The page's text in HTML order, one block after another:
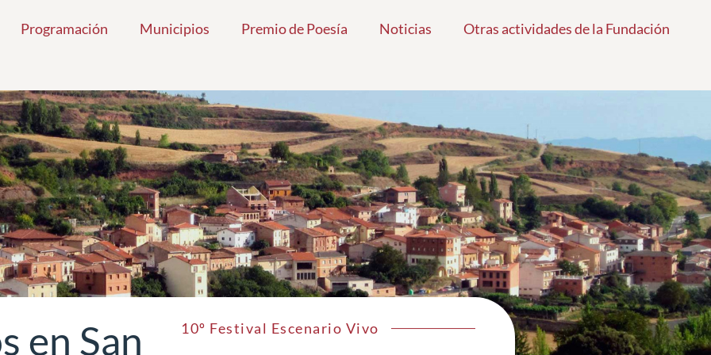
Programación Municipios Premio de Poesía Noticias Otras actividades de la Fundación
en San
10º Festival Escenario Vivo